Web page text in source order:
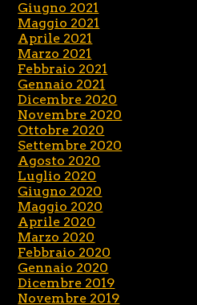
Giugno 2021
Maggio 2021
Aprile 2021
Marzo 2021
Febbraio 2021
Gennaio 2021
Dicembre 2020
Novembre 2020
Ottobre 2020
Settembre 2020
Agosto 2020
Luglio 2020
Giugno 2020
Maggio 2020
Aprile 2020
Marzo 2020
Febbraio 2020
Gennaio 2020
Dicembre 2019
Novembre 2019